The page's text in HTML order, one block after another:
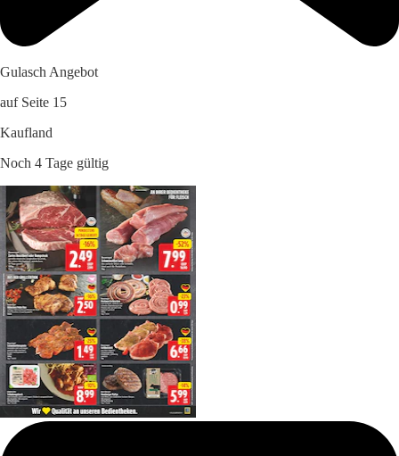
Gulasch Angebot
auf Seite 15
Kaufland
Noch 4 Tage gültig